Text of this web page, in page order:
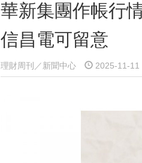
華新集團作帳行
信昌電可留意
理財周刊／新聞中心 2025-11-11